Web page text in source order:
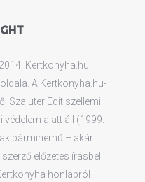
Kertkonyha.hu
A Kertkonyha.hu-
Szaluter Edit szellemi
alatt áll (1999.
bárminemű – akár
előzetes írásbeli
honlapról